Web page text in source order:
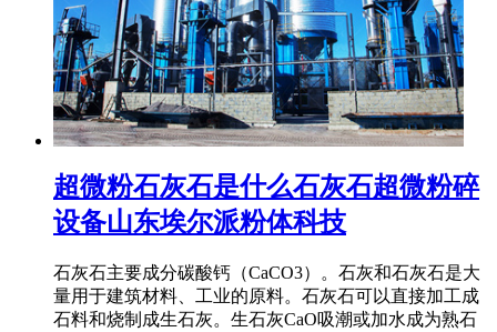
超微粉石灰石是什么石灰石超微粉碎
设备山东埃尔派粉体科技
石灰石主要成分碳酸钙（CaCO3）。石灰和石灰石是大
量用于建筑材料、工业的原料。石灰石可以直接加工成
石料和烧制成生石灰。生石灰CaO吸潮或加水成为熟石